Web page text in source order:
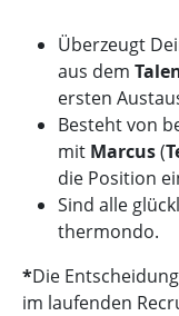
Überzeugt
aus dem
ersten
Besteht von
mit Marcus(
die Position
Sind alle
thermondo.
*Die
im laufenden